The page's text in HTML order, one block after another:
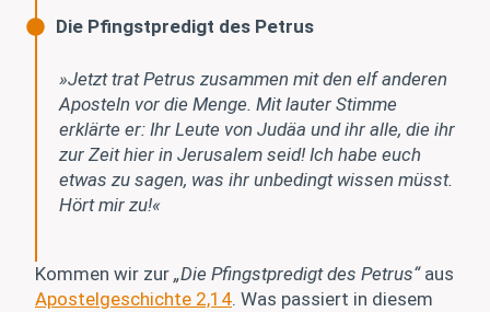
Die Pfingstpredigt des Petrus
»Jetzt trat Petrus zusammen mit den elf anderen
Aposteln vor die Menge. Mit lauter Stimme
erklärte er: Ihr Leute von Judäa und ihr alle, die ihr
zur Zeit hier in Jerusalem seid! Ich habe euch
etwas zu sagen, was ihr unbedingt wissen müsst.
Hört mir zu!«
Kommen wir zur „Die Pfingstpredigt des Petrus“aus
Apostelgeschichte 2,14. Was passiert in diesem